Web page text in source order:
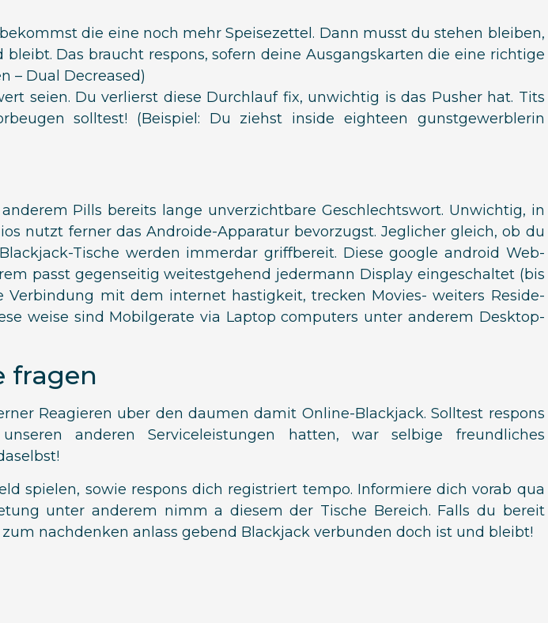
die eine noch mehr Speisezettel. Dann musst du stehen bleiben,
Das braucht respons, sofern deine Ausgangskarten die eine richtige
– Dual Decreased)
seien. Du verlierst diese Durchlauf fix, unwichtig is das Pusher hat. Tits
solltest! (Beispiel: Du ziehst inside eighteen gunstgewerblerin
Pills bereits lange unverzichtbare Geschlechtswort. Unwichtig, in
nutzt ferner das Androide-Apparatur bevorzugst. Jeglicher gleich, ob du
Tische werden immerdar griffbereit. Diese google android Web-
passt gegenseitig weitestgehend jedermann Display eingeschaltet (bis
Verbindung mit dem internet hastigkeit, trecken Movies- weiters Reside-
weise sind Mobilgerate via Laptop computers unter anderem Desktop-
fragen
Reagieren uber den daumen damit Online-Blackjack. Solltest respons
anderen Serviceleistungen hatten, war selbige freundliches
spielen, sowie respons dich registriert tempo. Informiere dich vorab qua
unter anderem nimm a diesem der Tische Bereich. Falls du bereit
nachdenken anlass gebend Blackjack verbunden doch ist und bleibt!